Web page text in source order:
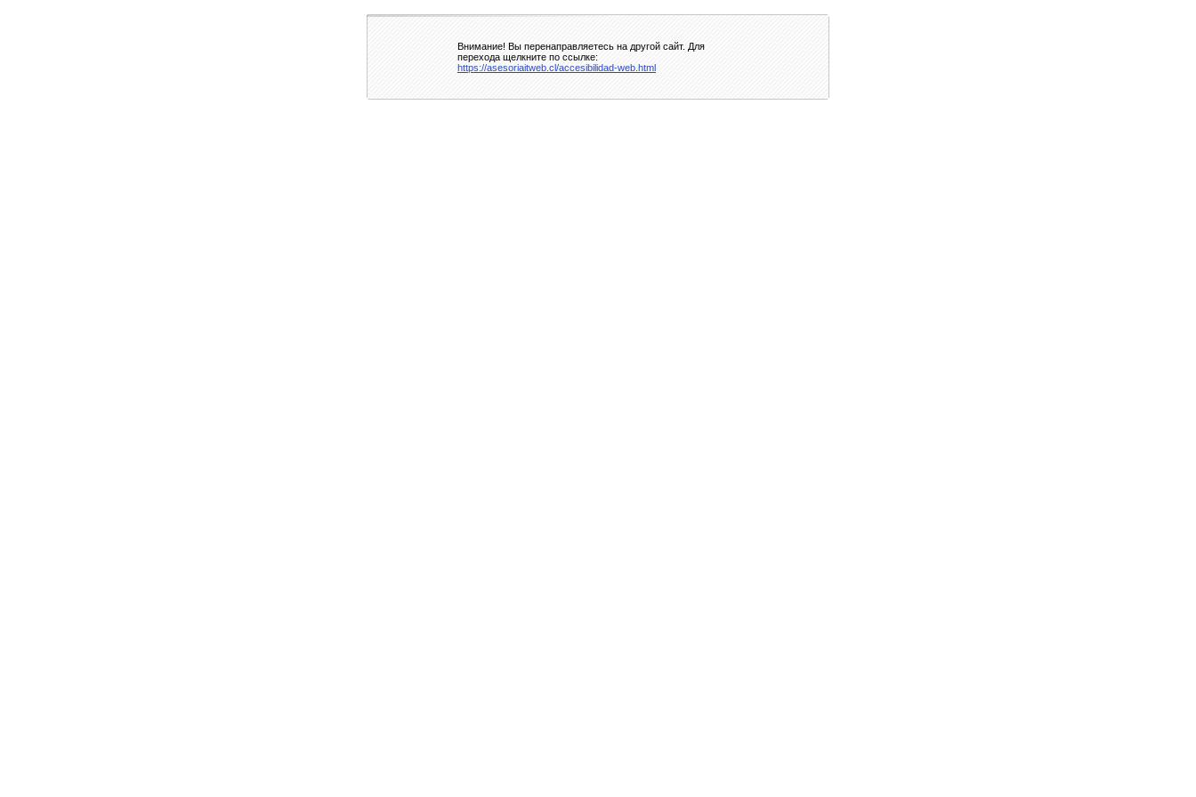
Внимание! Вы перенаправляетесь на другой сайт. Для
перехода щелкните по ссылке:
https://asesoriaitweb.cl/accesibilidad-web.html